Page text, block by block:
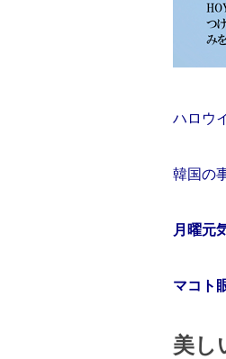
ハロウ
韓国の
月曜元
マコト
美し